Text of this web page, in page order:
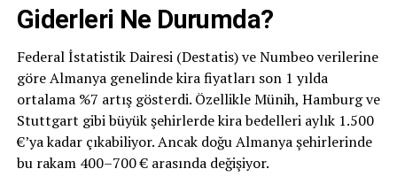
Giderleri Ne Durumda?
Federal İstatistik Dairesi (Destatis) ve Numbeo verilerine
göre Almanya genelinde kira fiyatları son 1 yılda
ortalama %7 artış gösterdi. Özellikle Münih, Hamburg ve
Stuttgart gibi büyük şehirlerde kira bedelleri aylık 1.500
€’ya kadar çıkabiliyor. Ancak doğu Almanya şehirlerinde
bu rakam 400–700 € arasında değişiyor.